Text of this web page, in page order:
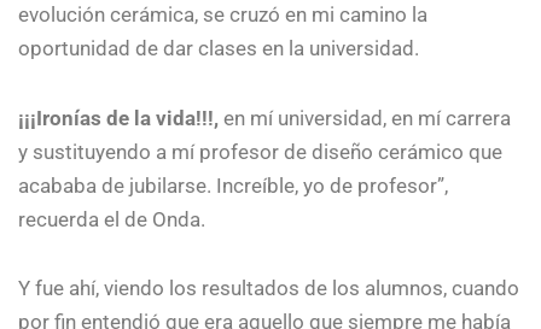
evolución cerámica, se cruzó en mi camino la
oportunidad de dar clases en la universidad.
¡¡¡Ironías de la vida!!!, en mí universidad, en mí carrera
y sustituyendo a mí profesor de diseño cerámico que
acababa de jubilarse. Increíble, yo de profesor”,
recuerda el de Onda.
Y fue ahí, viendo los resultados de los alumnos, cuando
por fin entendió que era aquello que siempre me había